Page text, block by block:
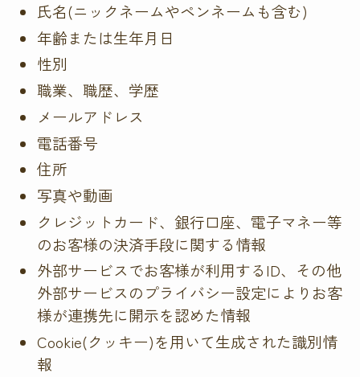
氏名(ニックネームやペンネームも含む)
年齢または生年月日
性別
職業、職歴、学歴
メールアドレス
電話番号
住所
写真や動画
クレジットカード、銀行口座、電子マネー等
のお客様の決済手段に関する情報
外部サービスでお客様が利用するID、その他
外部サービスのプライバシー設定によりお客
様が連携先に開示を認めた情報
Cookie(クッキー)を用いて生成された識別情
報